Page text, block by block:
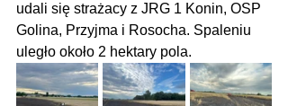
udali się strażacy z JRG 1 Konin, OSP
Golina, Przyjma i Rosocha. Spaleniu
uległo około 2 hektary pola.